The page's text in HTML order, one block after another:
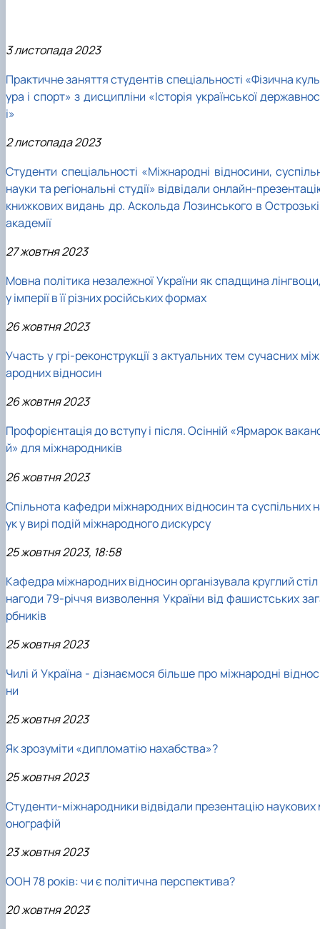
3 листопада 2023
Практичне заняття студентів спеціальності «Фізична
ура і спорт» з дисципліни «Історія української
і»
2 листопада 2023
Студенти спеціальності «Міжнародні відносини,
науки та регіональні студії» відвідали онлайн-
книжкових видань др. Аскольда Лозинського в
академії
27 жовтня 2023
Мовна політика незалежної України як спадщина
у імперії в її різних російських формах
26 жовтня 2023
Участь у грі-реконструкції з актуальних тем сучасних
ародних відносин
26 жовтня 2023
Профорієнтація до вступу і після. Осінній «Ярмарок
й» для міжнародників
26 жовтня 2023
Спільнота кафедри міжнародних відносин та суспільних
ук у вирі подій міжнародного дискурсу
25 жовтня 2023, 18:58
Кафедра міжнародних відносин організувала круглий стіл
нагоди 79-річчя визволення України від фашистських
рбників
25 жовтня 2023
Чилі й Україна - дізнаємося більше про міжнародні
ни
25 жовтня 2023
Як зрозуміти «дипломатію нахабства»?
25 жовтня 2023
Студенти-міжнародники відвідали презентацію наукових
онографій
23 жовтня 2023
ООН 78 років: чи є політична перспектива?
20 жовтня 2023